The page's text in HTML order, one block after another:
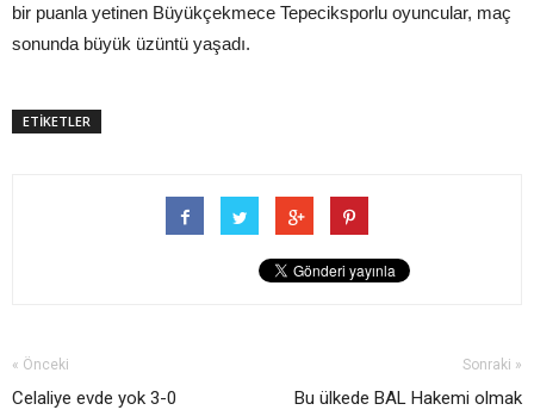
bir puanla yetinen Büyükçekmece Tepeciksporlu oyuncular, maç
sonunda büyük üzüntü yaşadı.
ETİKETLER
« Önceki
Celaliye evde yok 3-0
Sonraki »
Bu ülkede BAL Hakemi olmak